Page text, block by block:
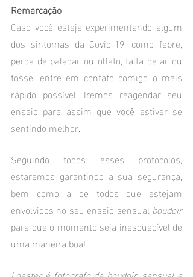
Remarcação
Caso você esteja experimentando algum
dos sintomas da Covid-19, como febre,
perda de paladar ou olfato, falta de ar ou
tosse, entre em contato comigo o mais
rápido possível. Iremos reagendar seu
ensaio para assim que você estiver se
sentindo melhor.
Seguindo todos esses protocolos,
estaremos garantindo a sua segurança,
bem como a de todos que estejam
envolvidos no seu ensaio sensual boudoir
para que o momento seja inesquecível de
uma maneira boa!